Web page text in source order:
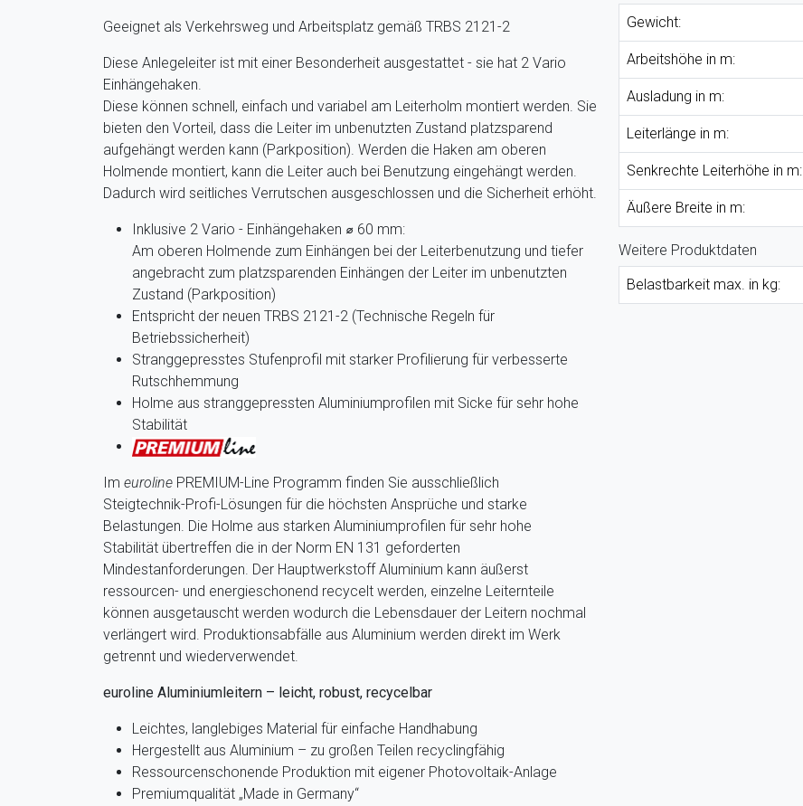
Geeignet als Verkehrsweg und Arbeitsplatz gemäß TRBS 2121-2
Diese Anlegeleiter ist mit einer Besonderheit ausgestattet - sie hat 2 Vario
Einhängehaken.
Diese können schnell, einfach und variabel am Leiterholm montiert werden. Sie
bieten den Vorteil, dass die Leiter im unbenutzten Zustand platzsparend
aufgehängt werden kann (Parkposition). Werden die Haken am oberen
Holmende montiert, kann die Leiter auch bei Benutzung eingehängt werden.
Dadurch wird seitliches Verrutschen ausgeschlossen und die Sicherheit erhöht.
Inklusive 2 Vario - Einhängehaken ⌀ 60 mm:
Am oberen Holmende zum Einhängen bei der Leiterbenutzung und tiefer
angebracht zum platzsparenden Einhängen der Leiter im unbenutzten
Zustand (Parkposition)
Entspricht der neuen TRBS 2121-2 (Technische Regeln für
Betriebssicherheit)
Stranggepresstes Stufenprofil mit starker Profilierung für verbesserte
Rutschhemmung
Holme aus stranggepressten Aluminiumprofilen mit Sicke für sehr hohe
Stabilität
Im euroline PREMIUM-Line Programm finden Sie ausschließlich
Steigtechnik-Profi-Lösungen für die höchsten Ansprüche und starke
Belastungen. Die Holme aus starken Aluminiumprofilen für sehr hohe
Stabilität übertreffen die in der Norm EN 131 geforderten
Mindestanforderungen. Der Hauptwerkstoff Aluminium kann äußerst
ressourcen- und energieschonend recycelt werden, einzelne Leiternteile
können ausgetauscht werden wodurch die Lebensdauer der Leitern nochmal
verlängert wird. Produktionsabfälle aus Aluminium werden direkt im Werk
getrennt und wiederverwendet.
euroline Aluminiumleitern – leicht, robust, recycelbar
Leichtes, langlebiges Material für einfache Handhabung
Hergestellt aus Aluminium – zu großen Teilen recyclingfähig
Ressourcenschonende Produktion mit eigener Photovoltaik-Anlage
Premiumqualität „Made in Germany“
Gewicht:
Arbeitshöhe in m:
Ausladung in m:
Leiterlänge in m:
Senkrechte Leiterhöhe in m:
Äußere Breite in m:
Weitere Produktdaten
Belastbarkeit max. in kg: